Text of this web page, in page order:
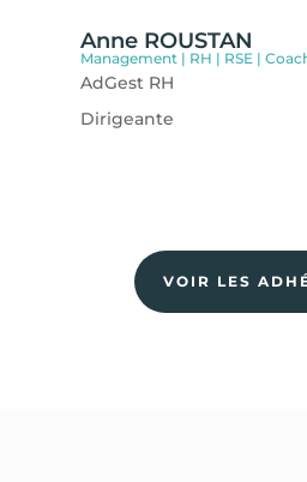
Anne ROUSTAN
Management | RH | RSE |
AdGest RH
Dirigeante
VOIR LES